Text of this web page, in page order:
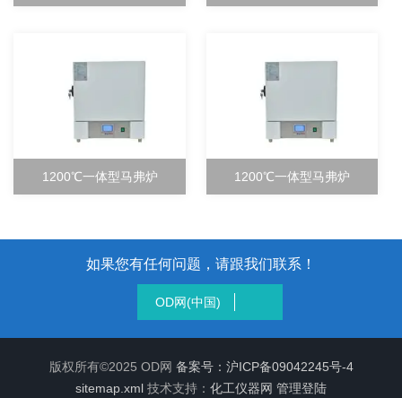
1200℃一体型马弗炉 1200℃一体型马弗炉
如果您有任何问题，请跟我们联系！
OD网(中国)
版权所有©2025 OD网 备案号：沪ICP备09042245号-4
sitemap.xml 技术支持： 化工仪器网 管理登陆